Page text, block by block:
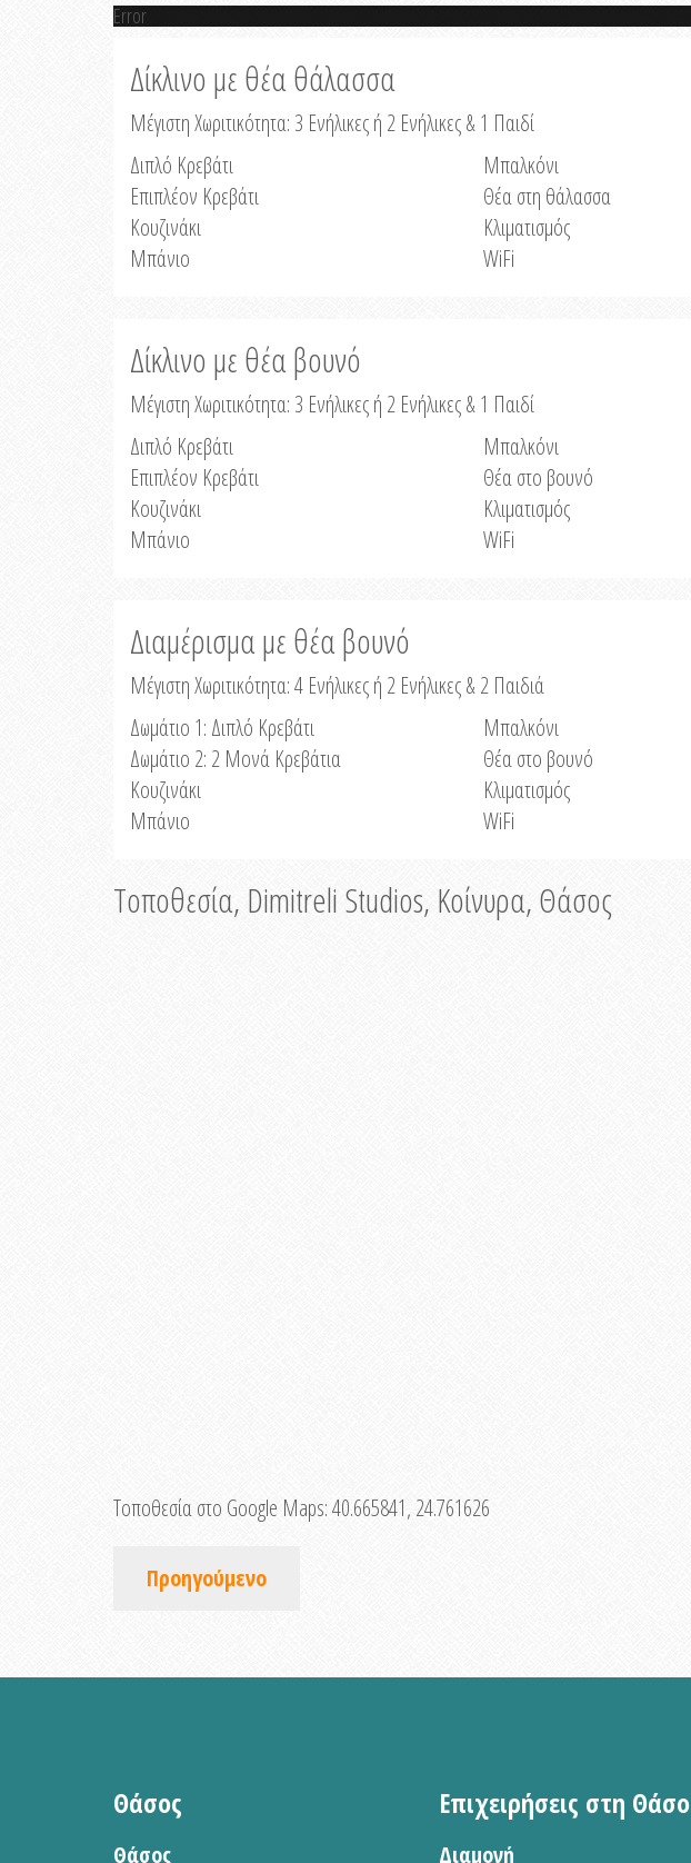
Error
Δίκλινο με θέα θάλασσα
Μέγιστη Χωριτικότητα: 3 Ενήλικες ή 2 Ενήλικες & 1 Παιδί
Διπλό Κρεβάτι
Επιπλέον Κρεβάτι
Κουζινάκι
Μπάνιο
Μπαλκόνι
Θέα στη θάλασσα
Κλιματισμός
WiFi
Δίκλινο με θέα βουνό
Μέγιστη Χωριτικότητα: 3 Ενήλικες ή 2 Ενήλικες & 1 Παιδί
Διπλό Κρεβάτι
Επιπλέον Κρεβάτι
Κουζινάκι
Μπάνιο
Μπαλκόνι
Θέα στο βουνό
Κλιματισμός
WiFi
Διαμέρισμα με θέα βουνό
Μέγιστη Χωριτικότητα: 4 Ενήλικες ή 2 Ενήλικες & 2 Παιδιά
Δωμάτιο 1: Διπλό Κρεβάτι
Δωμάτιο 2: 2 Μονά Κρεβάτια
Κουζινάκι
Μπάνιο
Μπαλκόνι
Θέα στο βουνό
Κλιματισμός
WiFi
Τοποθεσία, Dimitreli Studios, Κοίνυρα, Θάσος
Τοποθεσία στο Google Maps:40.665841, 24.761626
Προηγούμενο
Θάσος
Θάσος
Επιχειρήσεις στη Θάσο
Διαμονή